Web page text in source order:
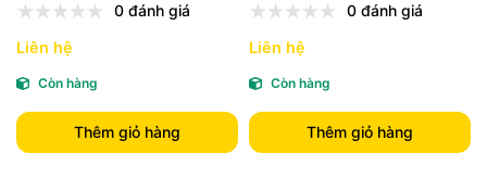
0 đánh giá
Liên hệ
Còn hàng
Thêm giỏ hàng
0 đánh giá
Liên hệ
Còn hàng
Thêm giỏ hàng